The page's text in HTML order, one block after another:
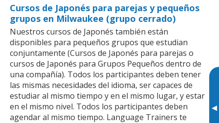
▸
Cursos de Japonés para parejas y pequeños
grupos en Milwaukee (grupo cerrado)
Nuestros cursos de Japonés también están
disponibles para pequeños grupos que estudian
conjuntamente (Cursos de Japonés para parejas o
cursos de Japonés para Grupos Pequeños dentro de
una compañía). Todos los participantes deben tener
las mismas necesidades del idioma, ser capaces de
estudiar al mismo tiempo y en el mismo lugar, y estar
en el mismo nivel. Todos los participantes deben
agendar al mismo tiempo. Language Trainers te